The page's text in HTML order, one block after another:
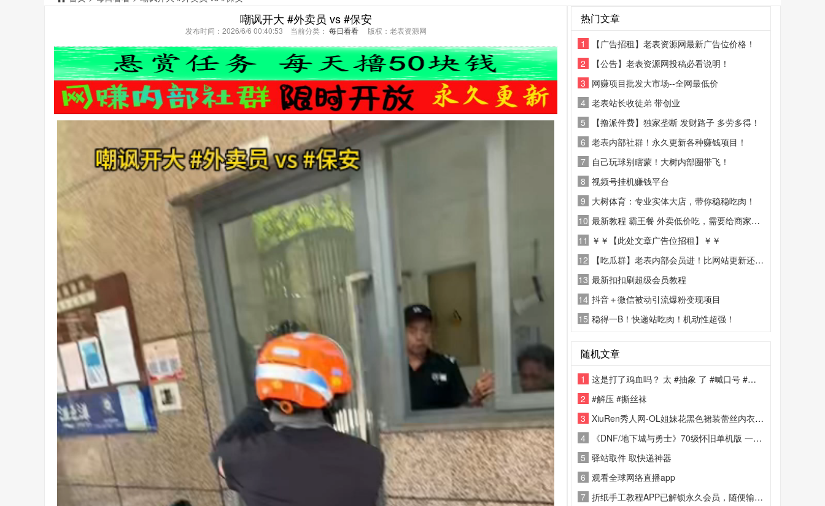
嘲讽开大 #外卖员 vs #保安
发布时间：2026/6/6 00:40:53 当前分类： 每日看看版权：老表资源网
热门文章
1
【广告招租】老表资源网最新广告位价格！
2
【公告】老表资源网投稿必看说明！
3 网赚项目批发大市场--全网最低价
4 老表站长收徒弟 带创业
5
【撸派件费】独家垄断 发财路子 多劳多得！
6 老表内部社群！永久更新各种赚钱项目！
7 自己玩球别瞎蒙！大树内部圈带飞！
8 视频号挂机赚钱平台
9 大树体育：专业实体大店，带你稳稳吃肉！
10 最新教程 霸王餐 外卖低价吃，需要给商家好评
11 ￥￥【此处文章广告位招租】￥￥
12
【吃瓜群】老表内部会员进！比网站更新还精彩！
13 最新扣扣刷超级会员教程
14 抖音＋微信被动引流爆粉变现项目
15 稳得一B！快递站吃肉！机动性超强！
随机文章
1
这是打了鸡血吗？ 太 #抽象 了 #喊口号 #很有精神
2 #解压 #撕丝袜
3 XiuRen秀人网-OL姐妹花黑色裙装蕾丝内衣-2024.12.31
4
《DNF/地下城与勇士》70级怀旧单机版 一键启动+GM后台
5 驿站取件 取快递神器
6 观看全球网络直播app
7 折纸手工教程APP已解锁永久会员，随便输入登录手机号就可获得